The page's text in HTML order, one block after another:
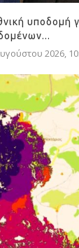
υποδομή
2026,